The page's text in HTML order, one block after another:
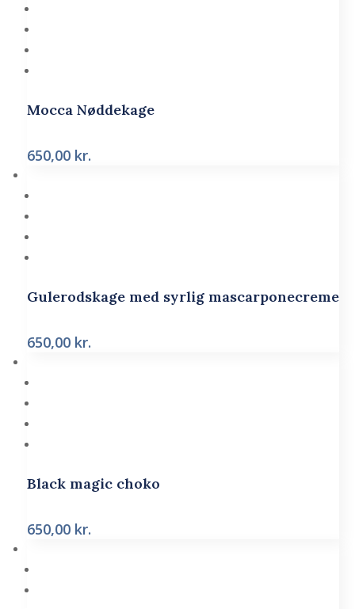
Mocca Nøddekage
650,00 kr.
Gulerodskage med syrlig mascarponecreme
650,00 kr.
Black magic choko
650,00 kr.